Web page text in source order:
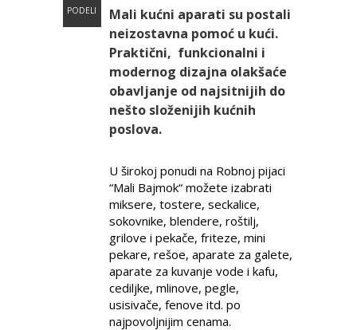
PODELI
Mali kućni aparati su postali
neizostavna pomoć u kući.
Praktični, funkcionalni i
modernog dizajna olakšaće
obavljanje od najsitnijih do
nešto složenijih kućnih
poslova.
U širokoj ponudi na Robnoj pijaci
“Mali Bajmok“ možete izabrati
miksere, tostere, seckalice,
sokovnike, blendere, roštilj,
grilove i pekače, friteze, mini
pekare, rešoe, aparate za galete,
aparate za kuvanje vode i kafu,
cediljke, mlinove, pegle,
usisivače, fenove itd. po
najpovoljnijim cenama.